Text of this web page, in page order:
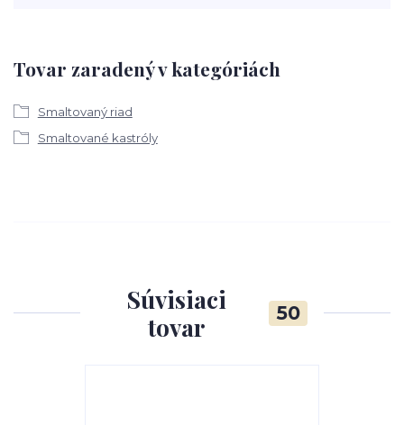
Tovar zaradený v kategóriách
Smaltovaný riad
Smaltované kastróly
Súvisiaci
tovar
50